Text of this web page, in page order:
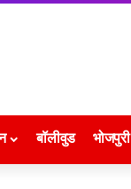
बॉलीवुड भोजपुरी